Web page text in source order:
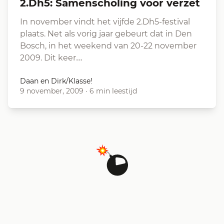
2.Dh5: Samenscholing voor verzet
In november vindt het vijfde 2.Dh5-festival
plaats. Net als vorig jaar gebeurt dat in Den
Bosch, in het weekend van 20-22 november
2009. Dit keer…
Daan en Dirk/Klasse!
9 november, 2009 · 6 min leestijd